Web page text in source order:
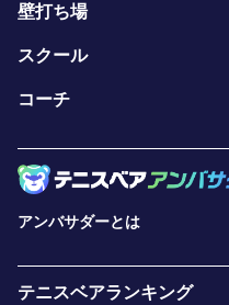
壁打ち場
スクール
コーチ
アンバサダーとは
テニスベアランキング